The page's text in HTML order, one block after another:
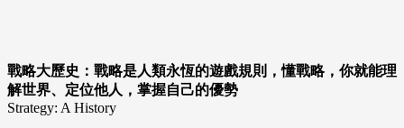
戰略大歷史：戰略是人類永恆的遊戲規則，懂戰略，你就能理
解世界、定位他人，掌握自己的優勢
Strategy: A History